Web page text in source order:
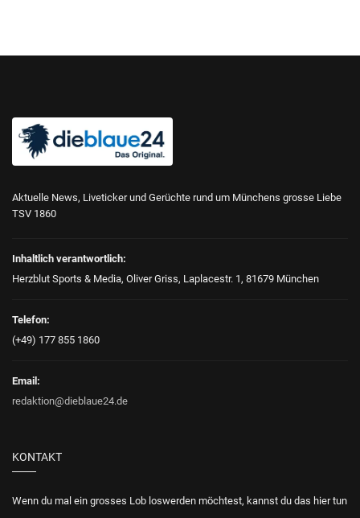
Aktuelle News, Liveticker und Gerüchte rund um Münchens grosse Liebe
TSV 1860
Inhaltlich verantwortlich:
Herzblut Sports & Media, Oliver Griss, Laplacestr. 1, 81679 München
Telefon:
(+49) 177 855 1860
Email:
redaktion@dieblaue24.de
KONTAKT
Wenn du mal ein grosses Lob loswerden möchtest, kannst du das hier tun